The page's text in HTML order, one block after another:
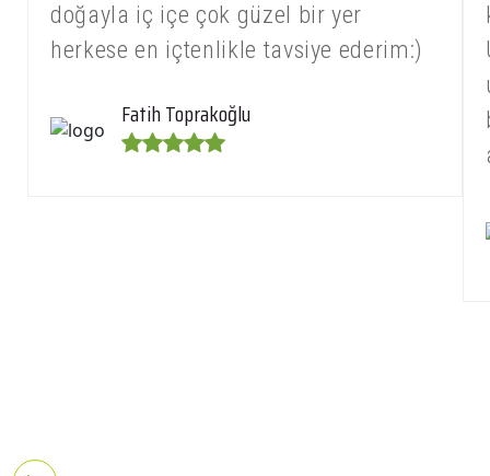
doğayla iç içe çok güzel bir yer
herkese en içtenlikle tavsiye ederim:)
Fatih Toprakoğlu